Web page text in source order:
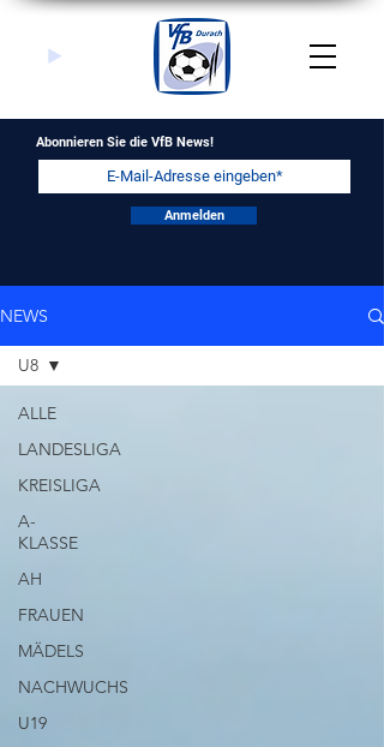
Abonnieren Sie die VfB News!
Anmelden
NEWS
ALLE
LANDESLIGA
KREISLIGA
A-
KLASSE
AH
FRAUEN
MÄDELS
NACHWUCHS
U19
U8